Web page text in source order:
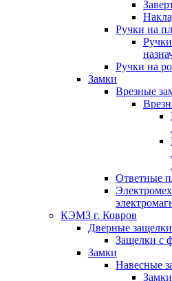
Ручки на
Ручки на
Замки
Врезные
Ответные
КЭМЗ г. Ковров
Дверные защелки
Защелки с
Замки
Навесные